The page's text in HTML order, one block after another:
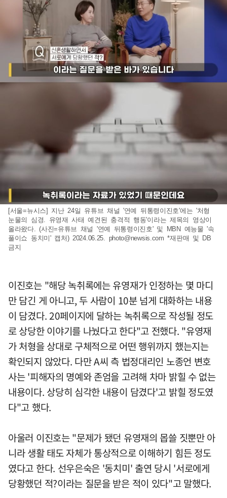
[서울=뉴시스] 지난 24일 유튜브 채널 '연예 뒤통령이진호'에는 '처형
눈물의 심경. 유영재 사태 예견된 충격적 행동'이라는 제목의 영상이
올라왔다. (사진=유튜브 채널 '연예 뒤통령이진호' 및 MBN 예능물 '속
풀이쇼 동치미' 캡처) 2024.06.25. photo@newsis.com *재판매 및 DB
금지
이진호는 "해당 녹취록에는 유영재가 인정하는 몇 마디
만 담긴 게 아니고, 두 사람이 10분 넘게 대화하는 내용
이 담겼다. 20페이지에 달하는 녹취록으로 작성될 정도
로 상당한 이야기를 나눴다고 한다"고 전했다. "유영재
가 처형을 상대로 구체적으로 어떤 행위까지 했는지는
확인되지 않았다. 다만 A씨 측 법정대리인 노종언 변호
사는 '피해자의 명예와 존엄을 고려해 차마 밝힐 수 없는
내용이다. 상당히 심각한 내용이 담겼다'고 밝힐 정도였
다"고 했다.
아울러 이진호는 "문제가 됐던 유영재의 몹쓸 짓뿐만 아
니라 생활 태도 자체가 통상적으로 이해하기 힘든 정도
였다고 한다. 선우은숙은 '동치미' 출연 당시 '서로에게
당황했던 적?이라는 질문을 받은 적이 있다"고 말했다.